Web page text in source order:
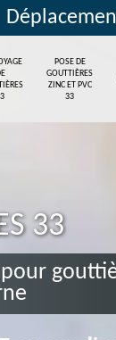
POSE DE
GOUTTIÈRES
ZINC ET PVC
33
33